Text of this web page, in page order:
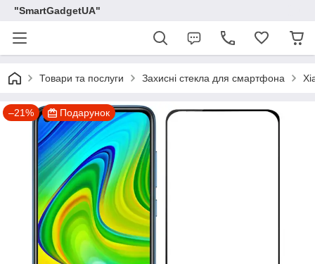
"SmartGadgetUA"
Товари та послуги Захисні стекла для смартфона
–21% Подарунок